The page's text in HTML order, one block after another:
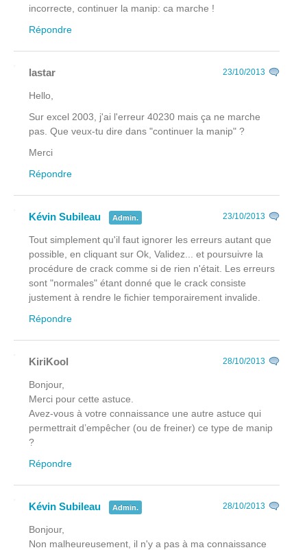
incorrecte, continuer la manip: ca marche !
Répondre
lastar 23/10/2013
Hello,
Sur excel 2003, j'ai l'erreur 40230 mais ça ne marche
pas. Que veux-tu dire dans "continuer la manip" ?
Merci
Répondre
Kévin Subileau Admin. 23/10/2013
Tout simplement qu'il faut ignorer les erreurs autant que
possible, en cliquant sur Ok, Validez... et poursuivre la
procédure de crack comme si de rien n'était. Les erreurs
sont "normales" étant donné que le crack consiste
justement à rendre le fichier temporairement invalide.
Répondre
KiriKool 28/10/2013
Bonjour,
Merci pour cette astuce.
Avez-vous à votre connaissance une autre astuce qui
permettrait d’empêcher (ou de freiner) ce type de manip
?
Répondre
Kévin Subileau Admin. 28/10/2013
Bonjour,
Non malheureusement, il n'y a pas à ma connaissance